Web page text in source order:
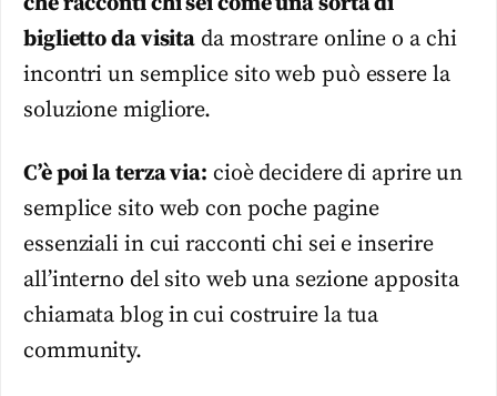
biglietto da visita da mostrare online o a chi
incontri un semplice sito web può essere la
soluzione migliore.
C’è poi la terza via: cioè decidere di aprire un
semplice sito web con poche pagine
essenziali in cui racconti chi sei e inserire
all’interno del sito web una sezione apposita
chiamata blog in cui costruire la tua
community.